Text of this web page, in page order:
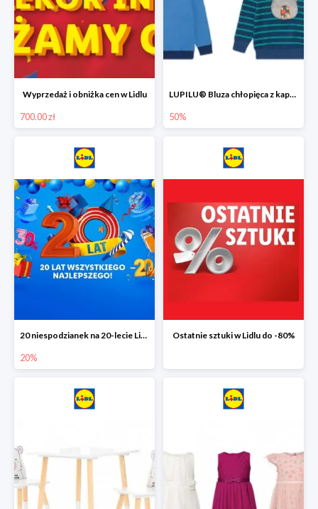
Wyprzedaż i obniżka cen w Lidlu
700.00 zł
LUPILU® Bluza chłopięca z kapturem
50%
20 niespodzianek na 20-lecie Lidla do -20%
20%
Ostatnie sztuki w Lidlu do -80%